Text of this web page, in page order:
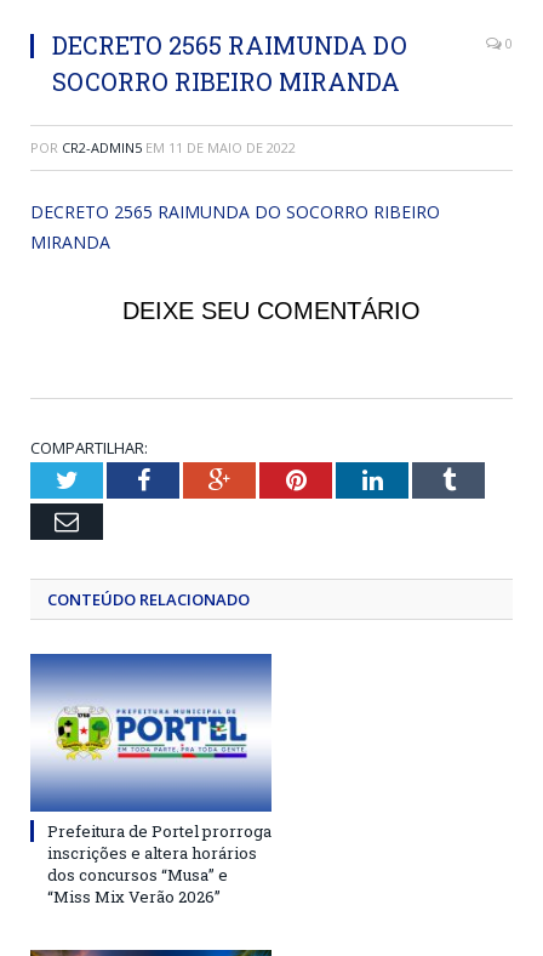
DECRETO 2565 RAIMUNDA DO
SOCORRO RIBEIRO MIRANDA
0
POR CR2-ADMIN5 EM 11 DE MAIO DE 2022
DECRETO 2565 RAIMUNDA DO SOCORRO RIBEIRO
MIRANDA
DEIXE SEU COMENTÁRIO
COMPARTILHAR:
TwitterFacebookGoogle+PinterestLinkedInTumblr
Email
CONTEÚDO RELACIONADO
Prefeitura de Portel prorroga
inscrições e altera horários
dos concursos “Musa” e
“Miss Mix Verão 2026”